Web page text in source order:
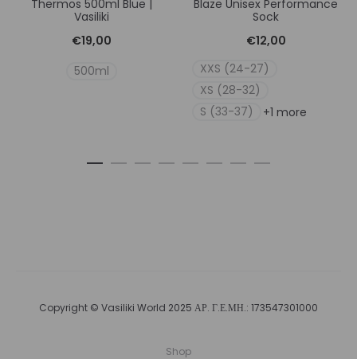
Thermos 500ml Blue |
Vasiliki
€19,00
500ml
Blaze Unisex Performance
Sock
€12,00
XXS (24-27)
XS (28-32)
S (33-37)
+1 more
Copyright © Vasiliki World 2025 ΑΡ. Γ.Ε.ΜΗ.: 173547301000
Shop